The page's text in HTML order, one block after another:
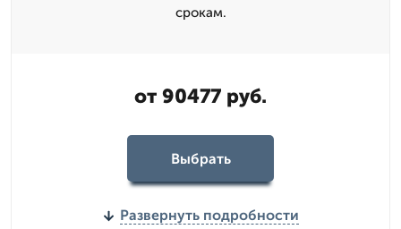
срокам.
от 90477 руб.
Выбрать
Развернуть подробности